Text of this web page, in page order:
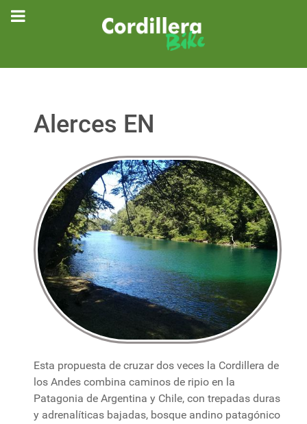
Alerces EN
Esta propuesta de cruzar dos veces la Cordillera de
los Andes combina caminos de ripio en la
Patagonia de Argentina y Chile, con trepadas duras
y adrenalíticas bajadas, bosque andino patagónico